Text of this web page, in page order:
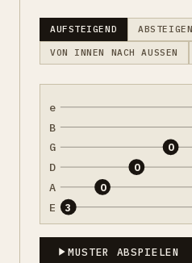
AUFSTEIGEND
VON INNEN NACH AUSSEN
e
B
G
D
A
E 3
0
0
0
MUSTER ABSPIELEN